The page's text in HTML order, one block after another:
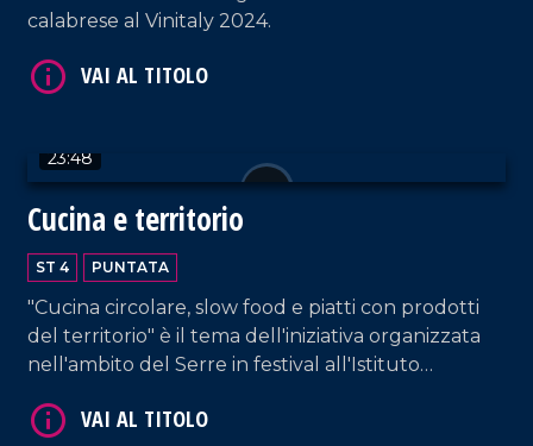
calabrese al Vinitaly 2024.
23:48
Cucina e territorio
ST 4 PUNTATA
"Cucina circolare, slow food e piatti con prodotti
del territorio" è il tema dell'iniziativa organizzata
nell'ambito del Serre in festival all'Istituto
VAI AL TITOLO